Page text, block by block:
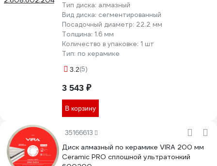
Тип диска: алмазный
Вид диска: сегментированный
Посадочный диаметр: 22.2 мм
Толщина: 1.6 мм
Количество в упаковке: 1 шт
Тип: по керамике
3.2(5)
3 543 ₽
В корзину
35166613
Диск алмазный по керамике VIRA 200 мм
Ceramic PRO сплошной ультратонкий